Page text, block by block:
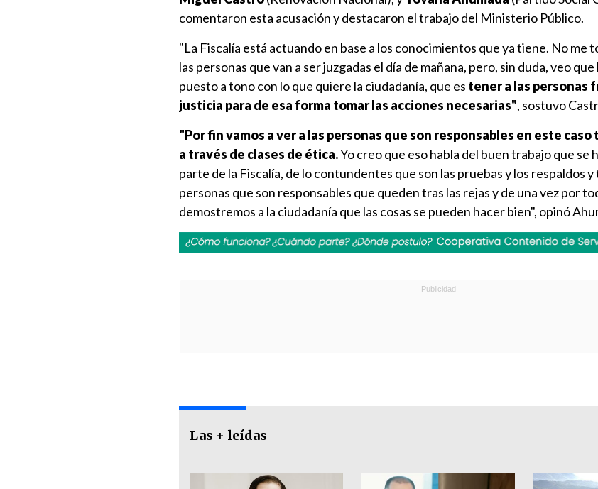
comentaron esta acusación y destacaron el trabajo del Ministerio Público.
"La Fiscalía está actuando en base a los conocimientos que ya tiene. No me
las personas que van a ser juzgadas el día de mañana, pero, sin duda, veo que
puesto a tono con lo que quiere la ciudadanía, que es tener a las personas
justicia para de esa forma tomar las acciones necesarias", sostuvo
"Por fin vamos a ver a las personas que son responsables en este caso
a través de clases de ética.Yo creo que eso habla del buen trabajo que se
parte de la Fiscalía, de lo contundentes que son las pruebas y los respaldos y
personas que son responsables que queden tras las rejas y de una vez por
demostremos a la ciudadanía que las cosas se pueden hacer bien", opinó
Las + leídas